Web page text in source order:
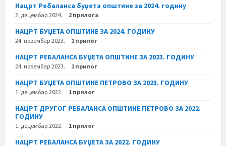
Нацрт Ребаланса буџета општине за 2024. годину
2. децембар 2024. 2 прилога
НАЦРТ БУЏЕТА ОПШТИНЕ ЗА 2024. ГОДИНУ
24. новембар 2023. 1 прилог
НАЦРТ РЕБАЛАНСА БУЏЕТА ОПШТИНЕ ЗА 2023. ГОДИНУ
24. новембар 2023. 1 прилог
НАЦРТ БУЏЕТА ОПШТИНЕ ПЕТРОВО ЗА 2023. ГОДИНУ
1. децембар 2022. 1 прилог
НАЦРТ ДРУГОГ РЕБАЛАНСА ОПШТИНЕ ПЕТРОВО ЗА 2022.
ГОДИНУ
1. децембар 2022. 1 прилог
НАЦРТ РЕБАЛАНСА БУЏЕТА ЗА 2022. ГОДИНУ